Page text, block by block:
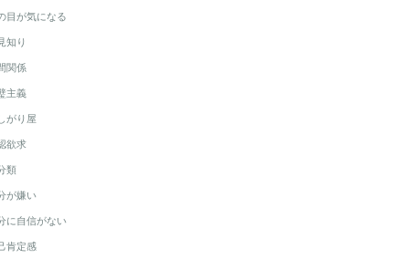
目が気になる
知り
関係
主義
がり屋
欲求
類
が嫌い
に自信がない
肯定感